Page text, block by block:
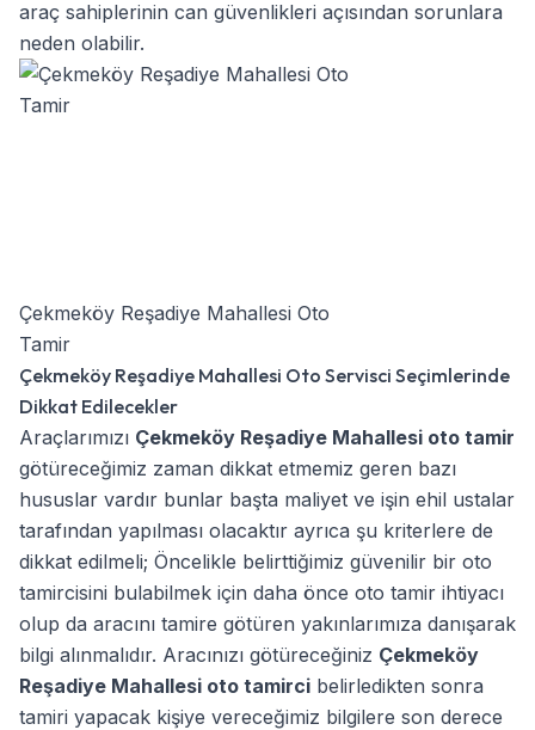
araç sahiplerinin can güvenlikleri açısından sorunlara
neden olabilir.
Çekmeköy Reşadiye Mahallesi Oto
Tamir
Çekmeköy Reşadiye Mahallesi Oto Servisci Seçimlerinde
Dikkat Edilecekler
Araçlarımızı Çekmeköy Reşadiye Mahallesi oto tamir
götüreceğimiz zaman dikkat etmemiz geren bazı
hususlar vardır bunlar başta maliyet ve işin ehil ustalar
tarafından yapılması olacaktır ayrıca şu kriterlere de
dikkat edilmeli; Öncelikle belirttiğimiz güvenilir bir oto
tamircisini bulabilmek için daha önce oto tamir ihtiyacı
olup da aracını tamire götüren yakınlarımıza danışarak
bilgi alınmalıdır. Aracınızı götüreceğiniz Çekmeköy
Reşadiye Mahallesi oto tamirci belirledikten sonra
tamiri yapacak kişiye vereceğimiz bilgilere son derece